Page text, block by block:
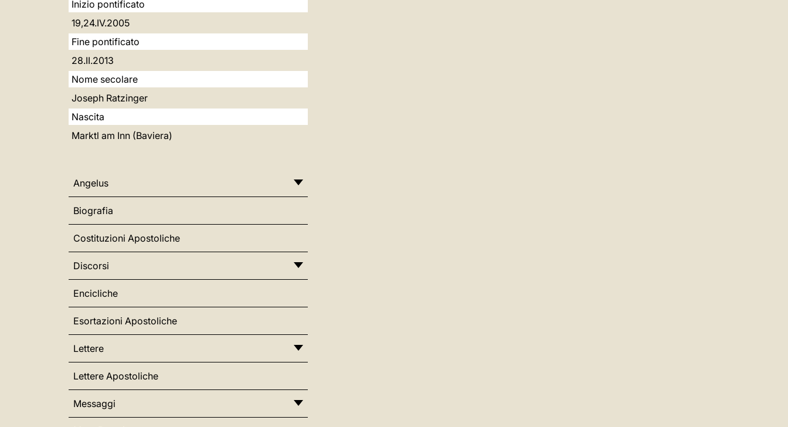
Inizio pontificato
19,24.IV.2005
Fine pontificato
28.II.2013
Nome secolare
Joseph Ratzinger
Nascita
Marktl am Inn (Baviera)
Angelus
Biografia
Costituzioni Apostoliche
Discorsi
Encicliche
Esortazioni Apostoliche
Lettere
Lettere Apostoliche
Messaggi